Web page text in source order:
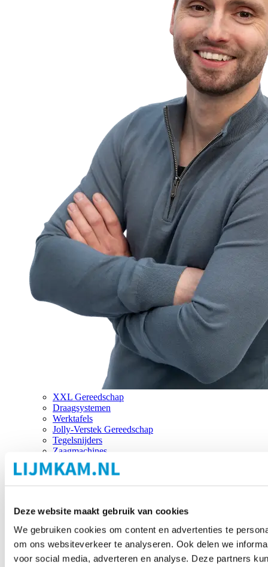
Deze website maakt gebruik van cookies
We gebruiken cookies om content en advertenties te
om ons websiteverkeer te analyseren. Ook delen we
voor social media, adverteren en analyse. Deze partners
XXL Gereedschap
Draagsystemen
Werktafels
Jolly-Verstek Gereedschap
Tegelsnijders
Zaagmachines
Merken